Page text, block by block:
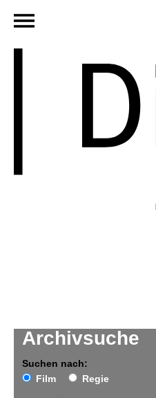
Archivsuche
Suchen nach:
Film
Regie